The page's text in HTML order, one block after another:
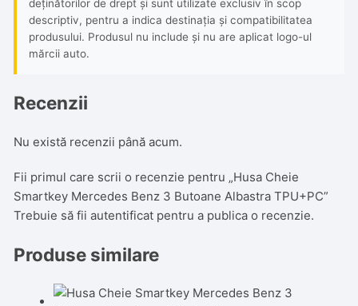
deținătorilor de drept și sunt utilizate exclusiv în scop
descriptiv, pentru a indica destinația și compatibilitatea
produsului. Produsul nu include și nu are aplicat logo-ul
mărcii auto.
Recenzii
Nu există recenzii până acum.
Fii primul care scrii o recenzie pentru „Husa Cheie
Smartkey Mercedes Benz 3 Butoane Albastra TPU+PC”
Trebuie să fiiautentificat pentru a publica o recenzie.
Produse similare